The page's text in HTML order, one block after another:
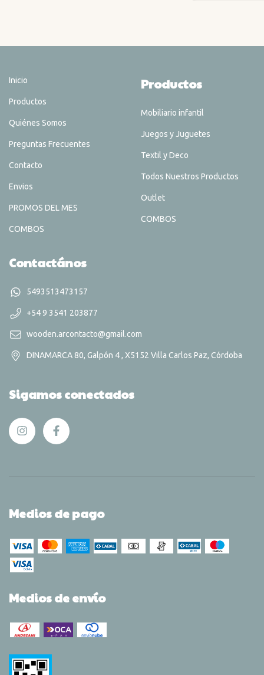
Inicio
Productos
Quiénes Somos
Preguntas Frecuentes
Contacto
Envios
PROMOS DEL MES
COMBOS
Productos
Mobiliario infantil
Juegos y Juguetes
Textil y Deco
Todos Nuestros Productos
Outlet
COMBOS
Contactános
5493513473157
+54 9 3541 203877
wooden.arcontacto@gmail.com
DINAMARCA 80, Galpón 4 , X5152 Villa Carlos Paz, Córdoba
Sigamos conectados
Medios de pago
Medios de envío